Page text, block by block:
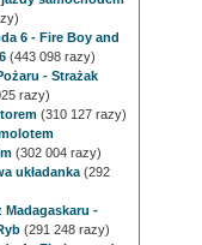
6 - Fire Boy and
(443 098 razy)
- Strażak
razy)
(310 127 razy)
(302 004 razy)
układanka (292
Madagaskaru -
(291 248 razy)